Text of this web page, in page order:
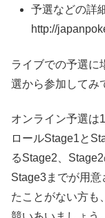
予選などの詳
http://
ライブでの予選に
選から参加してみ
オンライン予選は
ロールStage1と
るStage2、
Stage3までが用
たことがない方も